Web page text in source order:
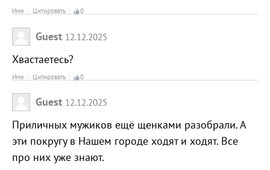
Имя Цитировать 0
Guest 12.12.2025
Хвастаетесь?
Имя Цитировать 0
Guest 12.12.2025
Приличных мужиков ещё щенками разобрали. А
эти покругу в Нашем городе ходят и ходят. Все
про них уже знают.